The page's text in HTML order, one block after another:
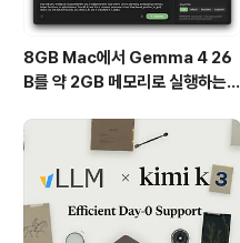
8GB Mac에서 Gemma 4 26
B를 약 2GB 메모리로 실행하는 T